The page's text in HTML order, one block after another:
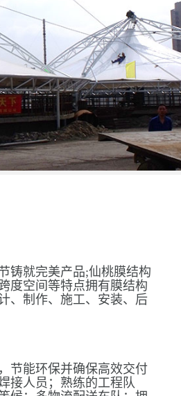
铸就完美产品;仙桃膜结构
度空间等特点拥有膜结构
、制作、施工、安装、后
节能环保并确保高效交付
接人员；熟练的工程队